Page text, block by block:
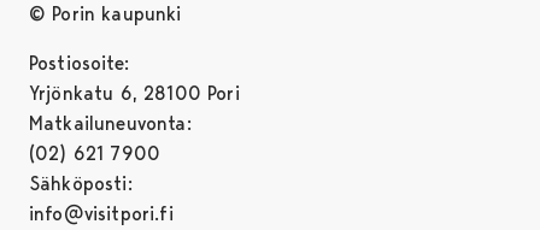
© Porin kaupunki
Postiosoite:
Yrjönkatu 6, 28100 Pori
Matkailuneuvonta:
(02) 621 7900
Sähköposti:
info@visitpori.fi